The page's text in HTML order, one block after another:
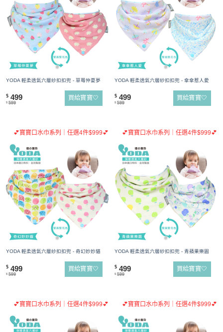
YODA 輕柔透氣六層紗扣扣兜 - 草莓仲夏夢
$ 499
$ 599
買給寶寶🤍
YODA 輕柔透氣六層紗扣扣兜 - 傘傘惹人愛
$ 499
$ 599
買給寶寶🤍
💕寶寶口水巾系列｜任選4件$999💕
YODA 輕柔透氣六層紗扣扣兜 - 奇幻妙妙貓
$ 499
$ 599
買給寶寶🤍
💕寶寶口水巾系列｜任選4件$999💕
YODA 輕柔透氣六層紗扣扣兜 - 青蘋果樂園
$ 499
$ 599
買給寶寶🤍
💕寶寶口水巾系列｜任選4件$999💕 💕寶寶口水巾系列｜任選4件$999💕